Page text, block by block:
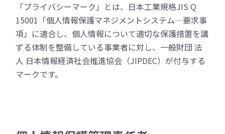
「プライバシーマーク」とは、日本工業規格JIS Q
15001「個人情報保護マネジメントシステム―要求事
項」に適合し、個人情報について適切な保護措置を講
ずる体制を整備している事業者に対し、一般財団 法
人 日本情報経済社会推進協会（JIPDEC）が付与する
マークです。